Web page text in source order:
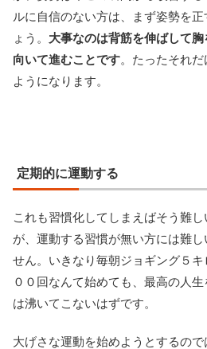
ルに自信のない方は、まず姿勢を
ょう。 大事なのは背筋を伸ばして
向いて進むことです。たったそれ
ようになります。
定期的に運動する
これも習慣化してしまえばそう難
が、運動する習慣が無い方には難
せん。いきなり毎朝ジョギング５
００回なんて始めても、最高の人
は沸いてこないはずです。
大げさな運動を始めようとするので